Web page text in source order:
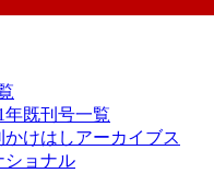
年既刊号一覧
かけはしアーカイブス
ショナル